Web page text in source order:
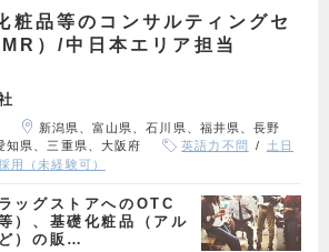
粧品等のコンサルティングセ
）/中日本エリア担当
新潟県、富山県、石川県、福井県、長野
知県、三重県、大阪府
英語力不問
土日
用（未経験可）
ッグストアへのOTC
）、基礎化粧品（アル
）の販…